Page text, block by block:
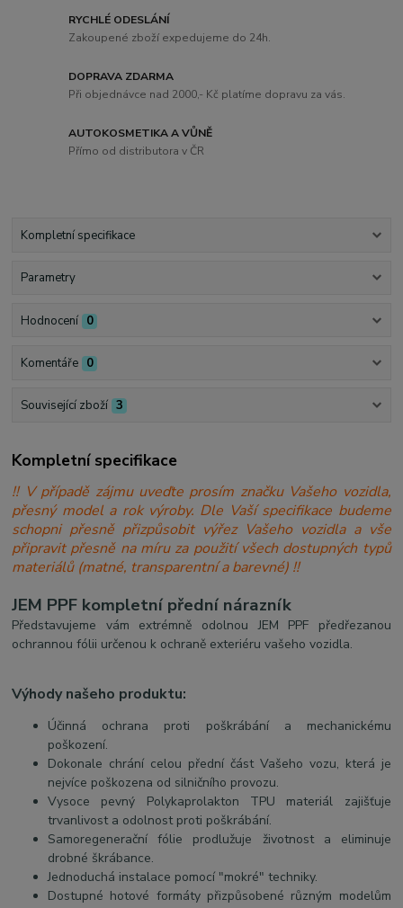
RYCHLÉ ODESLÁNÍ
Zakoupené zboží expedujeme do 24h.
DOPRAVA ZDARMA
Při objednávce nad 2000,- Kč platíme dopravu za vás.
AUTOKOSMETIKA A VŮNĚ
Přímo od distributora v ČR
Kompletní specifikace
Parametry
Hodnocení 0
Komentáře 0
Související zboží 3
Kompletní specifikace
!! V případě zájmu uveďte prosím značku Vašeho vozidla,
přesný model a rok výroby. Dle Vaší specifikace budeme
schopni přesně přizpůsobit výřez Vašeho vozidla a vše
připravit přesně na míru za použití všech dostupných typů
materiálů (matné, transparentní a barevné) !!
JEM PPF kompletní přední nárazník
Představujeme vám extrémně odolnou JEM PPF předřezanou
ochrannou fólii určenou k ochraně exteriéru vašeho vozidla.
Výhody našeho produktu:
Účinná ochrana proti poškrábání a mechanickému
poškození.
Dokonale chrání celou přední část Vašeho vozu, která je
nejvíce poškozena od silničního provozu.
Vysoce pevný Polykaprolakton TPU materiál zajišťuje
trvanlivost a odolnost proti poškrábání.
Samoregenerační fólie prodlužuje životnost a eliminuje
drobné škrábance.
Jednoduchá instalace pomocí "mokré" techniky.
Dostupné hotové formáty přizpůsobené různým modelům